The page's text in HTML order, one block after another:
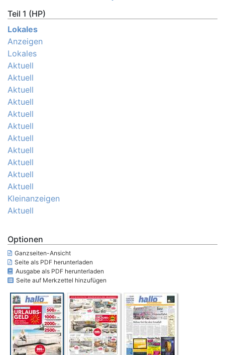
Teil 1 (HP)
Lokales
Anzeigen
Lokales
Aktuell
Aktuell
Aktuell
Aktuell
Aktuell
Aktuell
Aktuell
Aktuell
Aktuell
Aktuell
Aktuell
Kleinanzeigen
Aktuell
Optionen
Ganzseiten-Ansicht
Seite als PDF herunterladen
Ausgabe als PDF herunterladen
Seite auf Merkzettel hinzufügen